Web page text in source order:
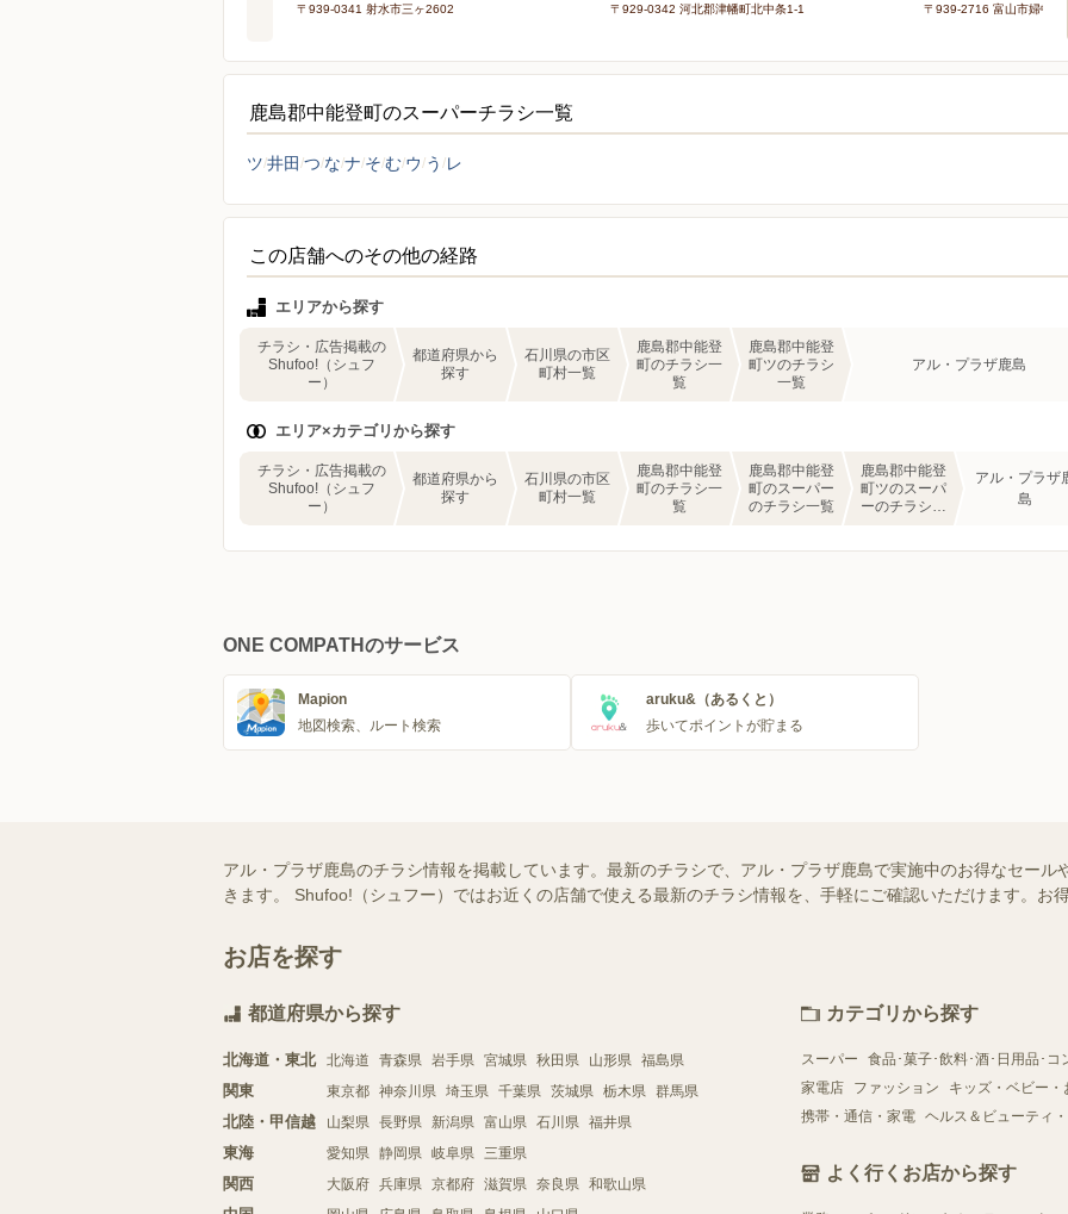
〒939-0341 射水市三ヶ2602 〒929-0342 河北郡津幡町北中条1-1 〒939-2716 富山市婦中町
鹿島郡中能登町のスーパーチラシ一覧
ツ 井田 つ な ナ そ む ウ う レ
この店舗へのその他の経路
エリアから探す
チラシ・広告掲載の
Shufoo!（シュフ
ー）
都道府県から
探す
石川県の市区
町村一覧
鹿島郡中能登
町のチラシ一
覧
鹿島郡中能登
町ツのチラシ
一覧
アル・プラザ鹿島
エリア×カテゴリから探す
チラシ・広告掲載の
Shufoo!（シュフ
ー）
都道府県から
探す
石川県の市区
町村一覧
鹿島郡中能登
町のチラシ一
覧
鹿島郡中能登
町のスーパー
のチラシ一覧
鹿島郡中能登
町ツのスーパ
ーのチラシ一
アル・プラザ
島
ONE COMPATHのサービス
Mapion
地図検索、ルート検索
aruku&（あるくと）
歩いてポイントが貯まる
アル・プラザ鹿島のチラシ情報を掲載しています。最新のチラシで、アル・プラザ鹿島で実施中のお得なセー
きます。 Shufoo!（シュフー）ではお近くの店舗で使える最新のチラシ情報を、手軽にご確認いただけます。お
お店を探す
都道府県から探す
北海道・東北 北海道 青森県 岩手県 宮城県 秋田県 山形県 福島県
関東 東京都 神奈川県 埼玉県 千葉県 茨城県 栃木県 群馬県
北陸・甲信越 山梨県 長野県 新潟県 富山県 石川県 福井県
東海 愛知県 静岡県 岐阜県 三重県
関西 大阪府 兵庫県 京都府 滋賀県 奈良県 和歌山県
カテゴリから探す
スーパー
食品･菓子･飲料･酒･日用品･コ
家電店
ファッション
キッズ・ベビー・
携帯・通信・家電 ヘルス＆ビューティ
よく行くお店から探す